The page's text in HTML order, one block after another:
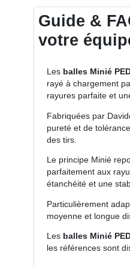
Guide &
votre
Les balles Minié
rayé à chargement
rayures parfaite et
Fabriquées par
pureté et de
des tirs.
Le principe Minié
parfaitement aux
étanchéité et une
Particulièrement
moyenne et longue
Les balles Minié
les références sont